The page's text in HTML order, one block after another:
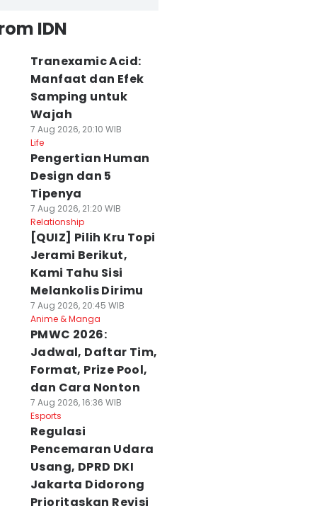
IDN
Tranexamic Acid:
Manfaat dan Efek
Samping untuk
Wajah
7 Aug 2026, 20:10 WIB
Life
Pengertian Human
Design dan 5
Tipenya
7 Aug 2026, 21:20 WIB
Relationship
[QUIZ] Pilih Kru Topi
Jerami Berikut,
Kami Tahu Sisi
Melankolis Dirimu
7 Aug 2026, 20:45 WIB
Anime & Manga
PMWC 2026:
Jadwal, Daftar Tim,
Format, Prize Pool,
dan Cara Nonton
7 Aug 2026, 16:36 WIB
Esports
Regulasi
Pencemaran Udara
Usang, DPRD DKI
Jakarta Didorong
Prioritaskan Revisi